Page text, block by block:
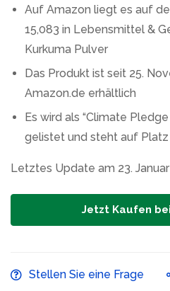
Auf Amazon liegt es auf
15,083 in Lebensmittel &
Kurkuma Pulver
Das Produkt ist seit 25.
Amazon.de erhältlich
Es wird als “Climate
gelistet und steht auf Platz
Letztes Update am 23.
Jetzt Kaufen
Stellen Sie eine Frage